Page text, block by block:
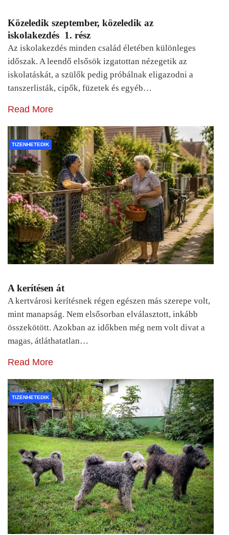
Közeledik szeptember, közeledik az
iskolakezdés 1. rész
Az iskolakezdés minden család életében különleges
időszak. A leendő elsősök izgatottan nézegetik az
iskolatáskát, a szülők pedig próbálnak eligazodni a
tanszerlisták, cipők, füzetek és egyéb…
Read More
TIZENHETEDIK
A kerítésen át
A kertvárosi kerítésnek régen egészen más szerepe volt,
mint manapság. Nem elsősorban elválasztott, inkább
összekötött. Azokban az időkben még nem volt divat a
magas, átláthatatlan…
Read More
TIZENHETEDIK